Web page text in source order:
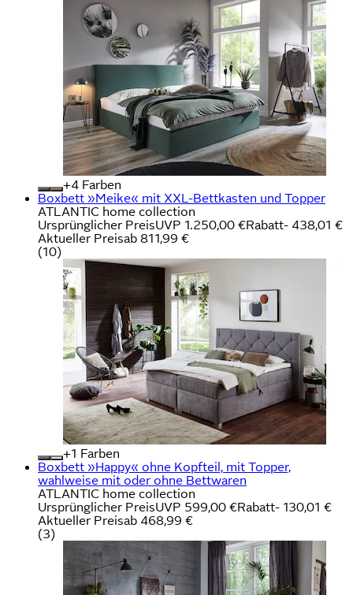
+
Farben
Boxbett »Meike« mit XXL-Bettkasten und Topper
ATLANTIC home collection
Ursprünglicher PreisUVP 1.250,00 €Rabatt- 438,01 €
Aktueller Preisab 811,99 €
(10)
+
Farben
Boxbett »Happy« ohne Kopfteil, mit Topper,
wahlweise mit oder ohne Bettwaren
ATLANTIC home collection
Ursprünglicher PreisUVP 599,00 €Rabatt- 130,01 €
Aktueller Preisab 468,99 €
(3)